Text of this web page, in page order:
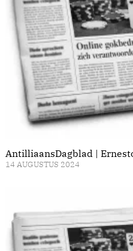
AntilliaansDagblad |
14 AUGUSTUS 2024